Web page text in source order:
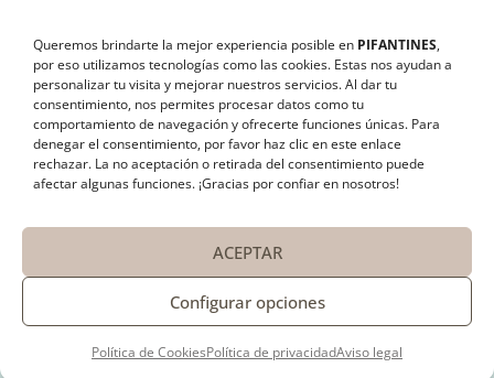
Queremos brindarte la mejor experiencia posible en PIFANTINES,
por eso utilizamos tecnologías como las cookies. Estas nos ayudan a
personalizar tu visita y mejorar nuestros servicios. Al dar tu
consentimiento, nos permites procesar datos como tu
comportamiento de navegación y ofrecerte funciones únicas. Para
denegar el consentimiento, por favor haz clic en este enlace
rechazar. La no aceptación o retirada del consentimiento puede
afectar algunas funciones. ¡Gracias por confiar en nosotros!
ACEPTAR
Configurar opciones
Política de CookiesPolítica de privacidadAviso legal
¡SÍGUENOS EN REDES SOCIALES!
CAMBIO/DEVOLUCIÓN
📞 Contactar Whatsapp
📧 Enviar mensaje
📦 Seguimiento de mi pedido